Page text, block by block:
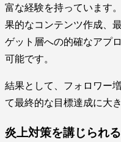
富な経験を持っています
果的なコンテンツ作成、
ゲット層への的確なアプ
可能です。
結果として、フォロワー
て最終的な目標達成に大
炎上対策を講じられる